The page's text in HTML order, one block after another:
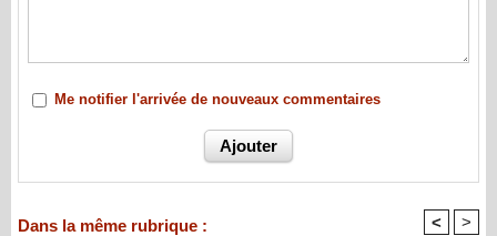
Me notifier l'arrivée de nouveaux commentaires
Dans la même rubrique : < >